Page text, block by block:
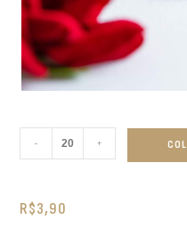
- +
R$3,90